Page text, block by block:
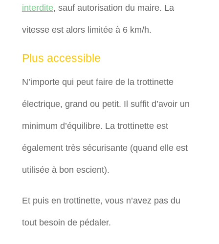
interdite, sauf autorisation du maire. La
vitesse est alors limitée à 6 km/h.
Plus accessible
N’importe qui peut faire de la trottinette
électrique, grand ou petit. Il suffit d’avoir un
minimum d’équilibre. La trottinette est
également très sécurisante (quand elle est
utilisée à bon escient).
Et puis en trottinette, vous n’avez pas du
tout besoin de pédaler.